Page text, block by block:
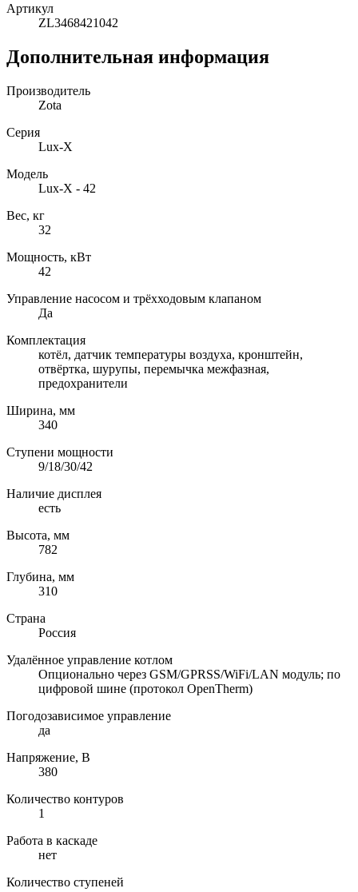
Артикул
ZL3468421042
Дополнительная информация
Производитель
Zota
Серия
Lux-X
Модель
Lux-X - 42
Вес, кг
32
Мощность, кВт
42
Управление насосом и трёхходовым клапаном
Да
Комплектация
котёл, датчик температуры воздуха, кронштейн,
отвёртка, шурупы, перемычка межфазная,
предохранители
Ширина, мм
340
Ступени мощности
9/18/30/42
Наличие дисплея
есть
Высота, мм
782
Глубина, мм
310
Страна
Россия
Удалённое управление котлом
Опционально через GSM/GPRSS/WiFi/LAN модуль; по
цифровой шине (протокол OpenTherm)
Погодозависимое управление
да
Напряжение, В
380
Количество контуров
1
Работа в каскаде
нет
Количество ступеней